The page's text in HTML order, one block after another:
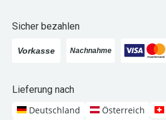
Sicher bezahlen
Lieferung nach
Deutschland
Österreich